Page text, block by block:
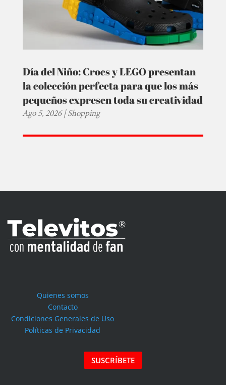
Día del Niño: Crocs y LEGO presentan
la colección perfecta para que los más
pequeños expresen toda su creatividad
Ago 5, 2026|Shopping
Quienes somos
Contacto
Condiciones Generales de Uso
Políticas de Privacidad
SUSCRÍBETE